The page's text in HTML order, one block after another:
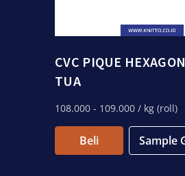
CVC PIQUE
TUA
108.000 - 109.000 / kg (roll)
Beli Sample